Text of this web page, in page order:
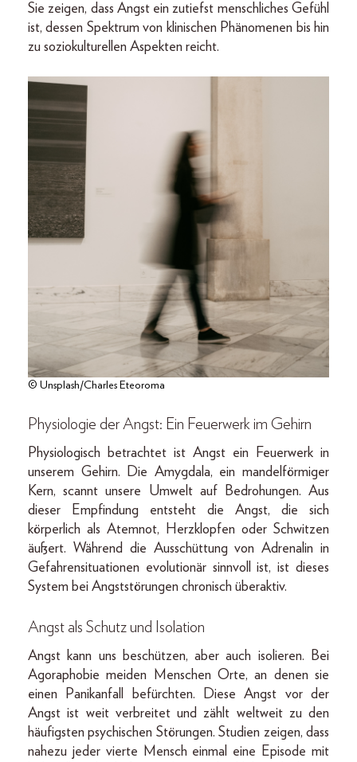
Sie zeigen, dass Angst ein zutiefst menschliches Gefühl
ist, dessen Spektrum von klinischen Phänomenen bis hin
zu soziokulturellen Aspekten reicht.
© Unsplash/Charles Eteoroma
Physiologie der Angst: Ein Feuerwerk im Gehirn
Physiologisch betrachtet ist Angst ein Feuerwerk in
unserem Gehirn. Die Amygdala, ein mandelförmiger
Kern, scannt unsere Umwelt auf Bedrohungen. Aus
dieser Empfindung entsteht die Angst, die sich
körperlich als Atemnot, Herzklopfen oder Schwitzen
äußert. Während die Ausschüttung von Adrenalin in
Gefahrensituationen evolutionär sinnvoll ist, ist dieses
System bei Angststörungen chronisch überaktiv.
Angst als Schutz und Isolation
Angst kann uns beschützen, aber auch isolieren. Bei
Agoraphobie meiden Menschen Orte, an denen sie
einen Panikanfall befürchten. Diese Angst vor der
Angst ist weit verbreitet und zählt weltweit zu den
häufigsten psychischen Störungen. Studien zeigen, dass
nahezu jeder vierte Mensch einmal eine Episode mit